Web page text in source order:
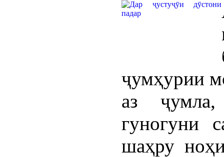
ҷумҳурии
аз
гуногуни
шаҳру